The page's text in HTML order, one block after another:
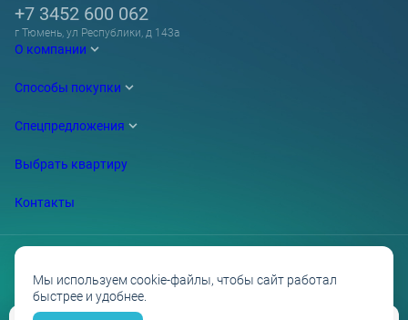
О компании
Способы покупки
Спецпредложения
Выбрать квартиру
Контакты
+7 3452 600 062
г Тюмень, ул Республики, д 143а
Проектные декларации на сайте наш.дом.рф
Мы используем cookie-файлы, чтобы сайт работал
быстрее и удобнее.